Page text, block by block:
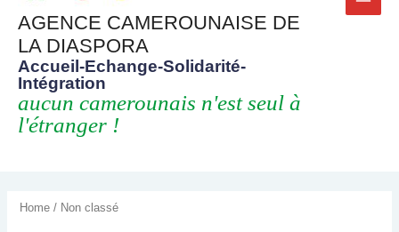
AGENCE CAMEROUNAISE DE
LA DIASPORA
Accueil-Echange-Solidarité-
Intégration
aucun camerounais n'est seul à
l'étranger !
Home / Non classé